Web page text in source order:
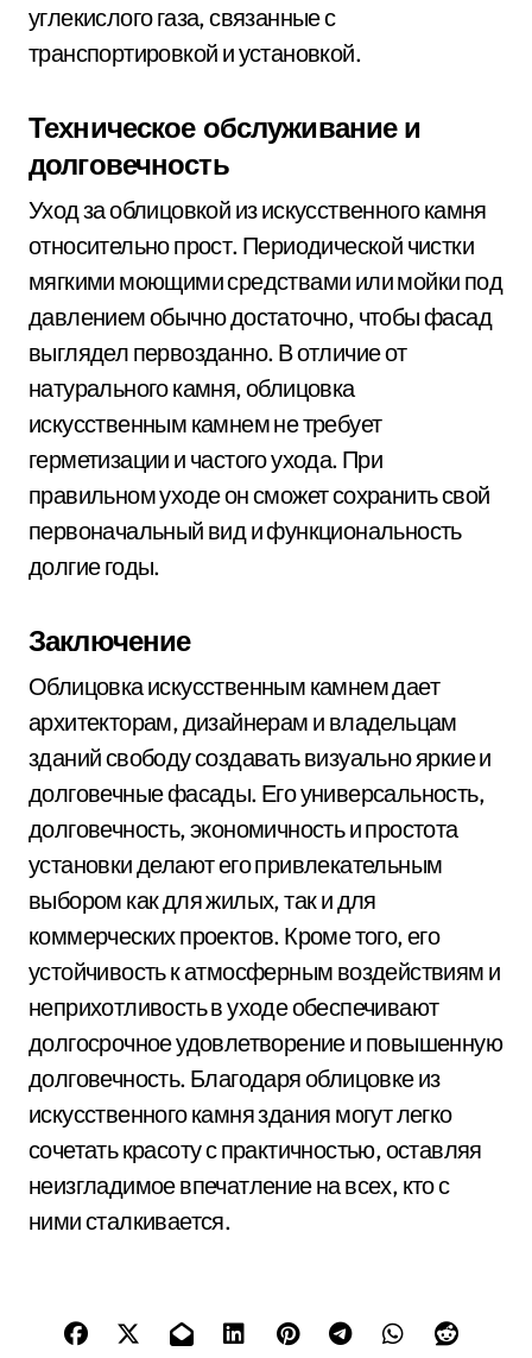
углекислого газа, связанные с
транспортировкой и установкой.
Техническое обслуживание и
долговечность
Уход за облицовкой из искусственного камня
относительно прост. Периодической чистки
мягкими моющими средствами или мойки под
давлением обычно достаточно, чтобы фасад
выглядел первозданно. В отличие от
натурального камня, облицовка
искусственным камнем не требует
герметизации и частого ухода. При
правильном уходе он сможет сохранить свой
первоначальный вид и функциональность
долгие годы.
Заключение
Облицовка искусственным камнем дает
архитекторам, дизайнерам и владельцам
зданий свободу создавать визуально яркие и
долговечные фасады. Его универсальность,
долговечность, экономичность и простота
установки делают его привлекательным
выбором как для жилых, так и для
коммерческих проектов. Кроме того, его
устойчивость к атмосферным воздействиям и
неприхотливость в уходе обеспечивают
долгосрочное удовлетворение и повышенную
долговечность. Благодаря облицовке из
искусственного камня здания могут легко
сочетать красоту с практичностью, оставляя
неизгладимое впечатление на всех, кто с
ними сталкивается.